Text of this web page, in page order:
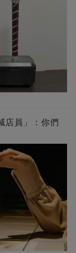
店員」：你們